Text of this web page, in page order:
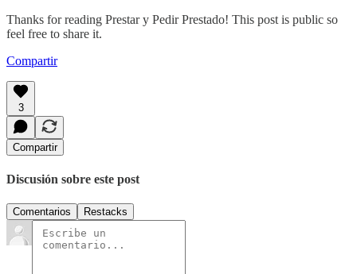
Thanks for reading Prestar y Pedir Prestado! This post is public so
feel free to share it.
Compartir
3
Compartir
Discusión sobre este post
Comentarios Restacks